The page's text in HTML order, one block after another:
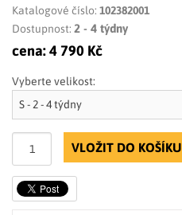
Katalogové číslo: 102382001
Dostupnost: 2 - 4 týdny
cena:4 790 Kč
Vyberte velikost:
VLOŽIT DO KOŠÍKU